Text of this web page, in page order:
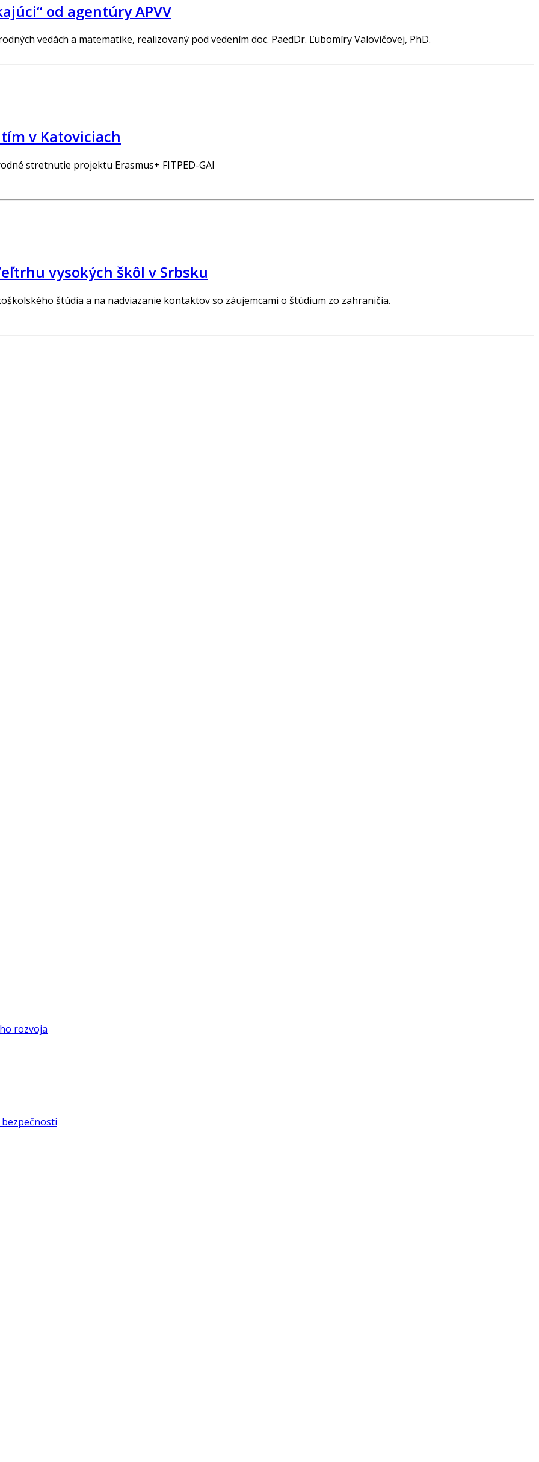
od agentúry APVV
vedách a matematike, realizovaný pod vedením doc. PaedDr. Ľubomíry Valovičovej, PhD.
v Katoviciach
stretnutie projektu Erasmus+ FITPED-GAI
vysokých škôl v Srbsku
štúdia a na nadviazanie kontaktov so záujemcami o štúdium zo zahraničia.
rozvoja